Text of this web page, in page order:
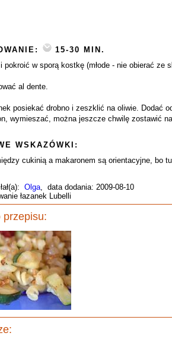
15-30 MIN.
pokroić w sporą kostkę (młode - nie obierać
al dente.
posiekać drobno i zeszklić na oliwie. Dodać
wymieszać, można jeszcze chwilę zostawić
WSKAZÓWKI:
cukinią a makaronem są orientacyjne,
Olga, data dodania: 2009-08-10
łazanek Lubelli
przepisu: